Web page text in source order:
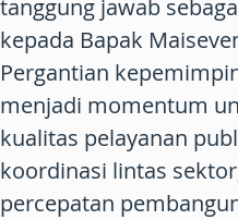
tanggung jawab
kepada Bapak
Pergantian
menjadi momentum
kualitas pelayanan
koordinasi lintas
percepatan